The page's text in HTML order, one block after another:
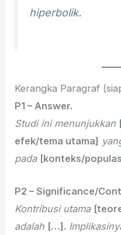
hiperbolik.
Kerangka Paragraf
P1 – Answer.
Studi ini menunjukkan
efek/tema utama]
pada [konteks/
P2 – Significance/
Kontribusi utama
adalah […].